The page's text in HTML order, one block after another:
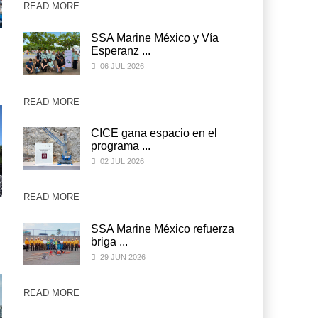
IT-ANÁLISIS: Puerto Lázaro
Cárdenas incorpora ...
06 AGO 2026
La ATTRAPI licita red de
telecomunicaciones p ...
06 AGO 2026
IT-ANÁLISIS: Puerto
La ATTRAPI licita red de
telecomunicaciones p ...
READ MORE
SSA Marine México y Vía
Esperanz ...
06 JUL 2026
READ MORE
CICE gana espacio en el
programa ...
02 JUL 2026
READ MORE
SSA Marine México refuerza
briga ...
29 JUN 2026
READ MORE